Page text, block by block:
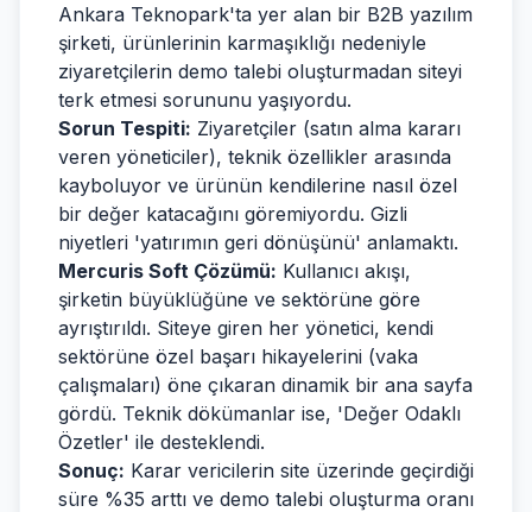
Ankara Teknopark'ta yer alan bir B2B yazılım
şirketi, ürünlerinin karmaşıklığı nedeniyle
ziyaretçilerin demo talebi oluşturmadan siteyi
terk etmesi sorununu yaşıyordu.
Sorun Tespiti: Ziyaretçiler (satın alma kararı
veren yöneticiler), teknik özellikler arasında
kayboluyor ve ürünün kendilerine nasıl özel
bir değer katacağını göremiyordu. Gizli
niyetleri 'yatırımın geri dönüşünü' anlamaktı.
Mercuris Soft Çözümü: Kullanıcı akışı,
şirketin büyüklüğüne ve sektörüne göre
ayrıştırıldı. Siteye giren her yönetici, kendi
sektörüne özel başarı hikayelerini (vaka
çalışmaları) öne çıkaran dinamik bir ana sayfa
gördü. Teknik dökümanlar ise, 'Değer Odaklı
Özetler' ile desteklendi.
Sonuç: Karar vericilerin site üzerinde geçirdiği
süre %35 arttı ve demo talebi oluşturma oranı